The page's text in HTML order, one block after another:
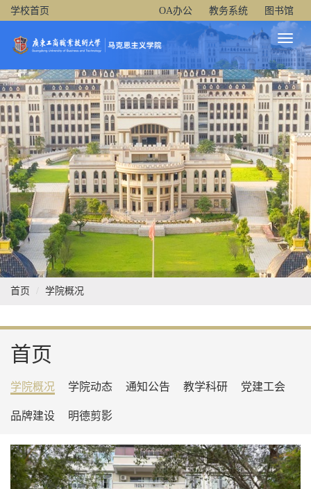
学校首页 OA办公 教务系统 图书馆
Toggle
首页 学院概况
首页
学院概况 学院动态 通知公告 教学科研 党建工会
品牌建设 明德剪影